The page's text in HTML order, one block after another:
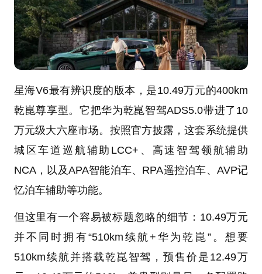
星海V6最有辨识度的版本，是10.49万元的400km
乾崑尊享型。它把华为乾崑智驾ADS5.0带进了10
万元级大六座市场。按照官方披露，这套系统提供
城区车道巡航辅助LCC+、高速智驾领航辅助
NCA，以及APA智能泊车、RPA遥控泊车、AVP记
忆泊车辅助等功能。
但这里有一个容易被标题忽略的细节：10.49万元
并不同时拥有“510km续航+华为乾崑”。想要
510km续航并搭载乾崑智驾，预售价是12.49万